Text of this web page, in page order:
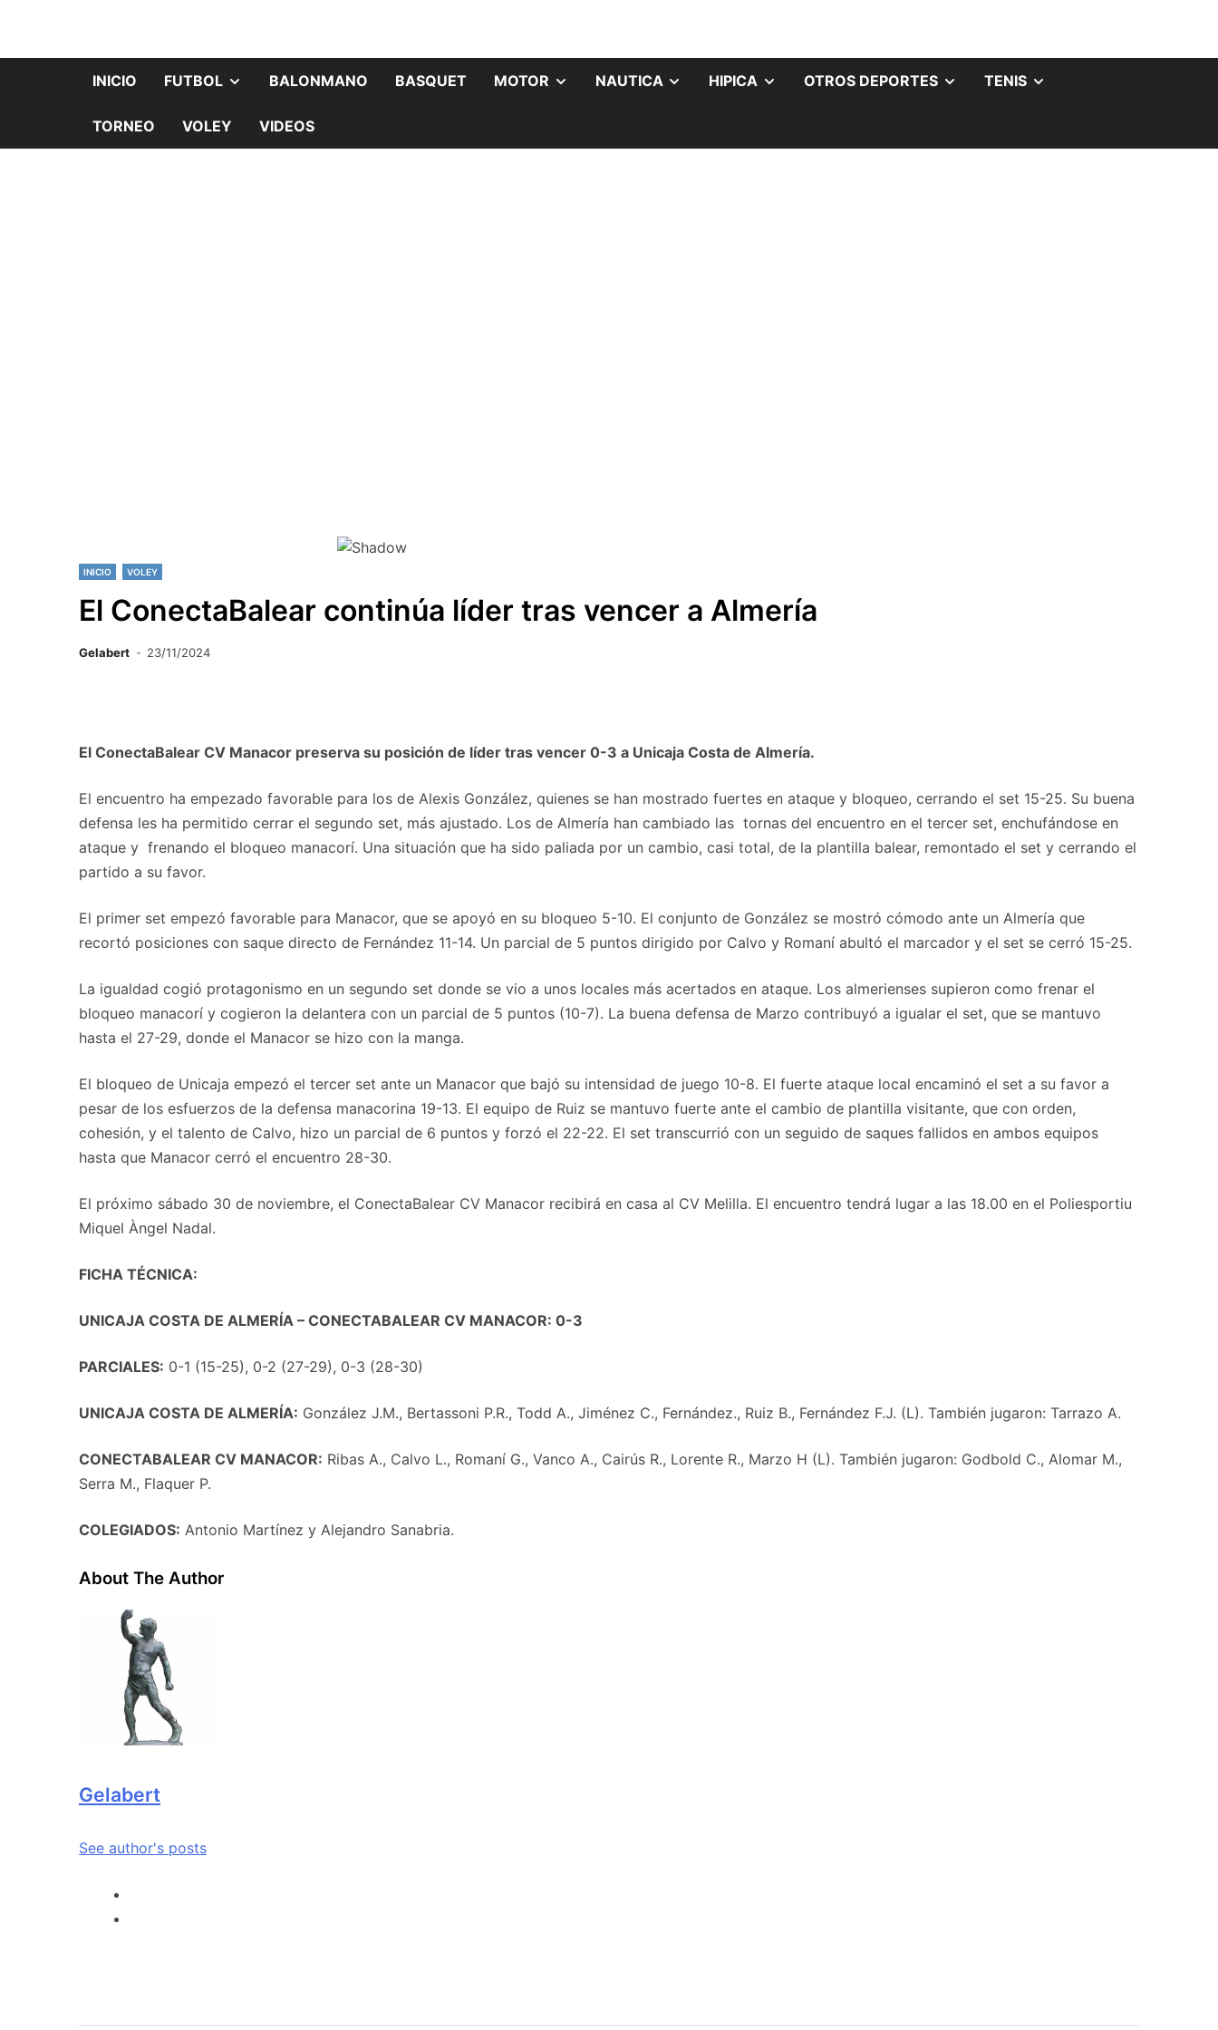
INICIO FUTBOL BALONMANO BASQUET MOTOR NAUTICA HIPICA OTROS DEPORTES TENIS
TORNEO VOLEY VIDEOS
INICIO VOLEY
El ConectaBalear continúa líder tras vencer a Almería
Gelabert 23/11/2024
El ConectaBalear CV Manacor preserva su posición de líder tras vencer 0-3 a Unicaja Costa de Almería.
El encuentro ha empezado favorable para los de Alexis González, quienes se han mostrado fuertes en ataque y bloqueo, cerrando el set 15-25. Su buena
defensa les ha permitido cerrar el segundo set, más ajustado. Los de Almería han cambiado las tornas del encuentro en el tercer set, enchufándose en
ataque y frenando el bloqueo manacorí. Una situación que ha sido paliada por un cambio, casi total, de la plantilla balear, remontado el set y cerrando el
partido a su favor.
El primer set empezó favorable para Manacor, que se apoyó en su bloqueo 5-10. El conjunto de González se mostró cómodo ante un Almería que
recortó posiciones con saque directo de Fernández 11-14. Un parcial de 5 puntos dirigido por Calvo y Romaní abultó el marcador y el set se cerró 15-25.
La igualdad cogió protagonismo en un segundo set donde se vio a unos locales más acertados en ataque. Los almerienses supieron como frenar el
bloqueo manacorí y cogieron la delantera con un parcial de 5 puntos (10-7). La buena defensa de Marzo contribuyó a igualar el set, que se mantuvo
hasta el 27-29, donde el Manacor se hizo con la manga.
El bloqueo de Unicaja empezó el tercer set ante un Manacor que bajó su intensidad de juego 10-8. El fuerte ataque local encaminó el set a su favor a
pesar de los esfuerzos de la defensa manacorina 19-13. El equipo de Ruiz se mantuvo fuerte ante el cambio de plantilla visitante, que con orden,
cohesión, y el talento de Calvo, hizo un parcial de 6 puntos y forzó el 22-22. El set transcurrió con un seguido de saques fallidos en ambos equipos
hasta que Manacor cerró el encuentro 28-30.
El próximo sábado 30 de noviembre, el ConectaBalear CV Manacor recibirá en casa al CV Melilla. El encuentro tendrá lugar a las 18.00 en el Poliesportiu
Miquel Àngel Nadal.
FICHA TÉCNICA:
UNICAJA COSTA DE ALMERÍA – CONECTABALEAR CV MANACOR: 0-3
PARCIALES: 0-1 (15-25), 0-2 (27-29), 0-3 (28-30)
UNICAJA COSTA DE ALMERÍA: González J.M., Bertassoni P.R., Todd A., Jiménez C., Fernández., Ruiz B., Fernández F.J. (L). También jugaron: Tarrazo A.
CONECTABALEAR CV MANACOR: Ribas A., Calvo L., Romaní G., Vanco A., Cairús R., Lorente R., Marzo H (L). También jugaron: Godbold C., Alomar M.,
Serra M., Flaquer P.
COLEGIADOS: Antonio Martínez y Alejandro Sanabria.
About The Author
Gelabert
See author's posts